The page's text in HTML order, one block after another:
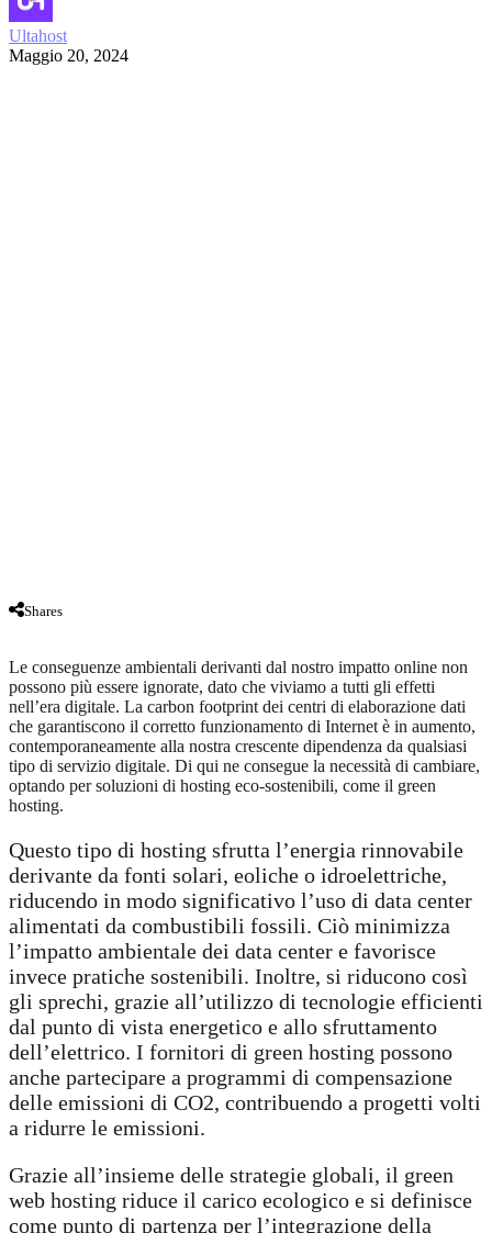
Ultahost
Maggio 20, 2024
Shares
Le conseguenze ambientali derivanti dal nostro impatto online non
possono più essere ignorate, dato che viviamo a tutti gli effetti
nell’era digitale. La carbon footprint dei centri di elaborazione dati
che garantiscono il corretto funzionamento di Internet è in aumento,
contemporaneamente alla nostra crescente dipendenza da qualsiasi
tipo di servizio digitale. Di qui ne consegue la necessità di cambiare,
optando per soluzioni di hosting eco-sostenibili, come il green
hosting.
Questo tipo di hosting sfrutta l’energia rinnovabile
derivante da fonti solari, eoliche o idroelettriche,
riducendo in modo significativo l’uso di data center
alimentati da combustibili fossili. Ciò minimizza
l’impatto ambientale dei data center e favorisce
invece pratiche sostenibili. Inoltre, si riducono così
gli sprechi, grazie all’utilizzo di tecnologie efficienti
dal punto di vista energetico e allo sfruttamento
dell’elettrico. I fornitori di green hosting possono
anche partecipare a programmi di compensazione
delle emissioni di CO2, contribuendo a progetti volti
a ridurre le emissioni.
Grazie all’insieme delle strategie globali, il green
web hosting riduce il carico ecologico e si definisce
come punto di partenza per l’integrazione della